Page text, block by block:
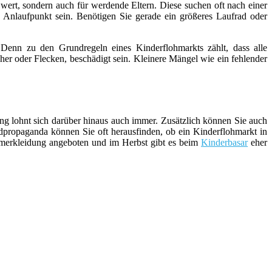
sondern auch für werdende Eltern. Diese suchen oft nach einer
sein. Benötigen Sie gerade ein größeres Laufrad oder
zu den Grundregeln eines Kinderflohmarkts zählt, dass alle
oder Flecken, beschädigt sein. Kleinere Mängel wie ein fehlender
lohnt sich darüber hinaus auch immer. Zusätzlich können Sie auch
können Sie oft herausfinden, ob ein Kinderflohmarkt in
angeboten und im Herbst gibt es beimKinderbasareher